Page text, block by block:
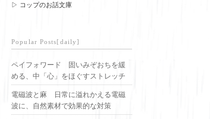
▷ コップのお話文庫
Popular Posts[daily]
ペイフォワード 固いみぞおちを緩
める、中「心」をほぐすストレッチ
電磁波と麻 日常に溢れかえる電磁
波に、自然素材で効果的な対策